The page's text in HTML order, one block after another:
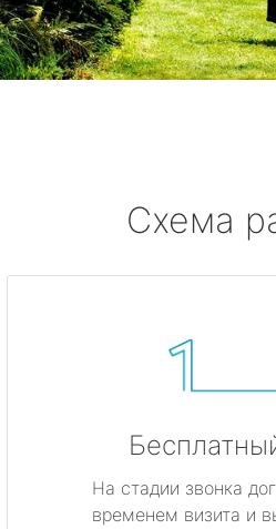
Схема
На стадии звонка
временем визита и